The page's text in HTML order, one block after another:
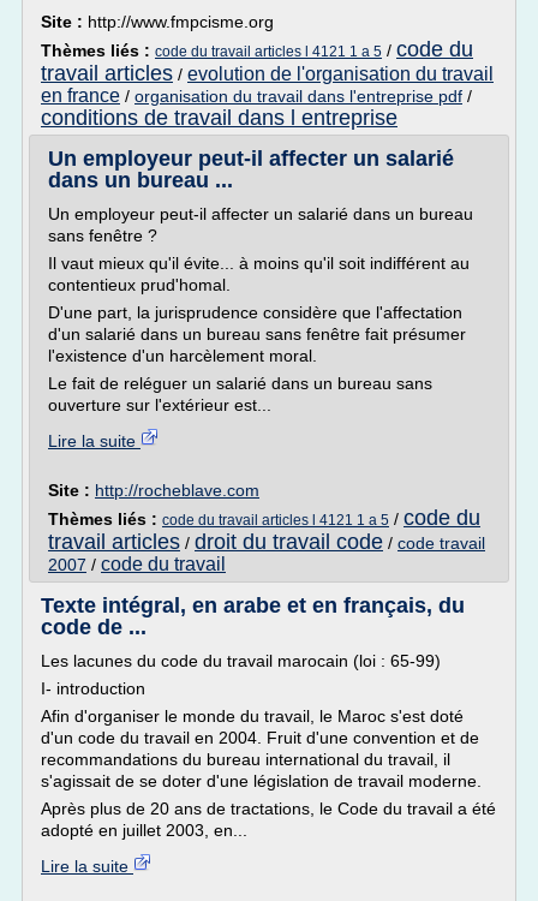
Site : http://www.fmpcisme.org
Thèmes liés : code du travail articles l 4121 1 a 5 / code du
travail articles / evolution de l'organisation du travail
en france / organisation du travail dans l'entreprise pdf /
conditions de travail dans l entreprise
Un employeur peut-il affecter un salarié
dans un bureau ...
Un employeur peut-il affecter un salarié dans un bureau
sans fenêtre ?
Il vaut mieux qu'il évite... à moins qu'il soit indifférent au
contentieux prud'homal.
D'une part, la jurisprudence considère que l'affectation
d'un salarié dans un bureau sans fenêtre fait présumer
l'existence d'un harcèlement moral.
Le fait de reléguer un salarié dans un bureau sans
ouverture sur l'extérieur est...
Lire la suite
Site : http://rocheblave.com
Thèmes liés : code du travail articles l 4121 1 a 5 / code du
travail articles / droit du travail code / code travail
2007 / code du travail
Texte intégral, en arabe et en français, du
code de ...
Les lacunes du code du travail marocain (loi : 65-99)
I- introduction
Afin d'organiser le monde du travail, le Maroc s'est doté
d'un code du travail en 2004. Fruit d'une convention et de
recommandations du bureau international du travail, il
s'agissait de se doter d'une législation de travail moderne.
Après plus de 20 ans de tractations, le Code du travail a été
adopté en juillet 2003, en...
Lire la suite